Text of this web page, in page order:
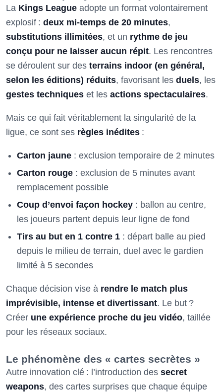
La Kings League adopte un format volontairement
explosif : deux mi-temps de 20 minutes,
substitutions illimitées, et un rythme de jeu
conçu pour ne laisser aucun répit. Les rencontres
se déroulent sur des terrains indoor (en général,
selon les éditions) réduits, favorisant les duels, les
gestes techniques et les actions spectaculaires.
Mais ce qui fait véritablement la singularité de la
ligue, ce sont ses règles inédites :
Carton jaune : exclusion temporaire de 2 minutes
Carton rouge : exclusion de 5 minutes avant
remplacement possible
Coup d’envoi façon hockey : ballon au centre,
les joueurs partent depuis leur ligne de fond
Tirs au but en 1 contre 1 : départ balle au pied
depuis le milieu de terrain, duel avec le gardien
limité à 5 secondes
Chaque décision vise à rendre le match plus
imprévisible, intense et divertissant. Le but ?
Créer une expérience proche du jeu vidéo, taillée
pour les réseaux sociaux.
Le phénomène des « cartes secrètes »
Autre innovation clé : l’introduction des secret
weapons, des cartes surprises que chaque équipe